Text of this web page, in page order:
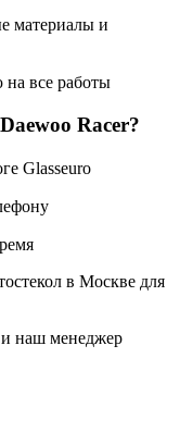
материалы и
все работы
Racer?
Glasseuro
в Москве для
и наш менеджер